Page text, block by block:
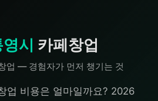
시 카페창업
업 — 경험자가 먼저 챙기는 것
업 비용은 얼마일까요? 2026